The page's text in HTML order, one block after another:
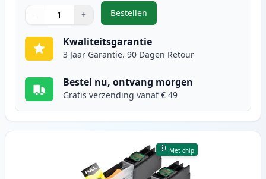
Gebruik de knoppen om aan te passen
− +
1
Bestellen
,2 stuks Brother LC123 (LC121)
Kwaliteitsgarantie
3 Jaar Garantie. 90 Dagen Retour
Bestel nu, ontvang morgen
Gratis verzending vanaf € 49
Met chip